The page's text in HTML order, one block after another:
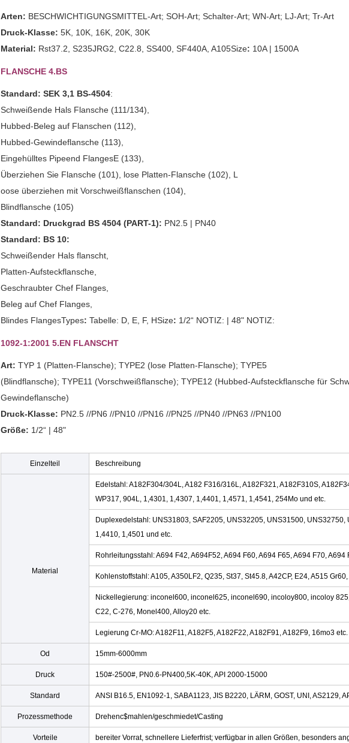
Arten: BESCHWICHTIGUNGSMITTEL-Art; SOH-Art; Schalter-Art; WN-Art; LJ-Art; Tr-Art
Druck-Klasse: 5K, 10K, 16K, 20K, 30K
Material: Rst37.2, S235JRG2, C22.8, SS400, SF440A, A105Size: 10A | 1500A
FLANSCHE 4.BS
Standard: SEK 3,1 BS-4504:
Schweißende Hals Flansche (111/134),
Hubbed-Beleg auf Flanschen (112),
Hubbed-Gewindeflansche (113),
Eingehülltes Pipeend FlangesE (133),
Überziehen Sie Flansche (101), lose Platten-Flansche (102), L
oose überziehen mit Vorschweißflanschen (104),
Blindflansche (105)
Standard: Druckgrad BS 4504 (PART-1): PN2.5 | PN40
Standard: BS 10:
Schweißender Hals flanscht,
Platten-Aufsteckflansche,
Geschraubter Chef Flanges,
Beleg auf Chef Flanges,
Blindes FlangesTypes: Tabelle: D, E, F, HSize: 1/2“ NOTIZ: | 48" NOTIZ:
1092-1:2001 5.EN FLANSCHT
Art: TYP 1 (Platten-Flansche); TYPE2 (lose Platten-Flansche); TYPE5
(Blindflansche); TYPE11 (Vorschweißflansche); TYPE12 (Hubbed-Aufsteckflansche für
Gewindeflansche)
Druck-Klasse: PN2.5 //PN6 //PN10 //PN16 //PN25 //PN40 //PN63 //PN100
Größe: 1/2“ | 48"
Einzelteil Beschreibung
Material
Edelstahl: A182F304/304L, A182 F316/316L, A182F321, A182F310S,
WP317, 904L, 1,4301, 1,4307, 1,4401, 1,4571, 1,4541, 254Mo und etc.
Duplexedelstahl: UNS31803, SAF2205, UNS32205, UNS31500, UNS32750,
1,4410, 1,4501 und etc.
Rohrleitungsstahl: A694 F42, A694F52, A694 F60, A694 F65, A694 F70, A694
Kohlenstoffstahl: A105, A350LF2, Q235, St37, St45.8, A42CP, E24, A515
Nickellegierung: inconel600, inconel625, inconel690, incoloy800, incoloy
C22, C-276, Monel400, Alloy20 etc.
Legierung Cr-MO: A182F11, A182F5, A182F22, A182F91, A182F9, 16mo3 etc.
Od 15mm-6000mm
Druck 150#-2500#, PN0.6-PN400,5K-40K, API 2000-15000
Standard ANSI B16.5, EN1092-1, SABA1123, JIS B2220, LÄRM, GOST, UNI, AS2129,
Prozessmethode Drehenc$mahlen/geschmiedet/Casting
Vorteile bereiter Vorrat, schnellere Lieferfrist; verfügbar in allen Größen, besonders